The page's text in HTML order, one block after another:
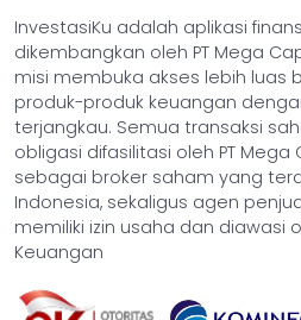
InvestasiKu adalah aplikasi
dikembangkan oleh PT Mega
misi membuka akses lebih luas
produk-produk keuangan
terjangkau. Semua transaksi
obligasi difasilitasi oleh PT Mega
sebagai broker saham yang
Indonesia, sekaligus agen
memiliki izin usaha dan diawasi
Keuangan